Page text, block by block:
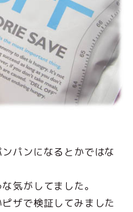
パンになるとかではな
気がしてました。
ザで検証してみました